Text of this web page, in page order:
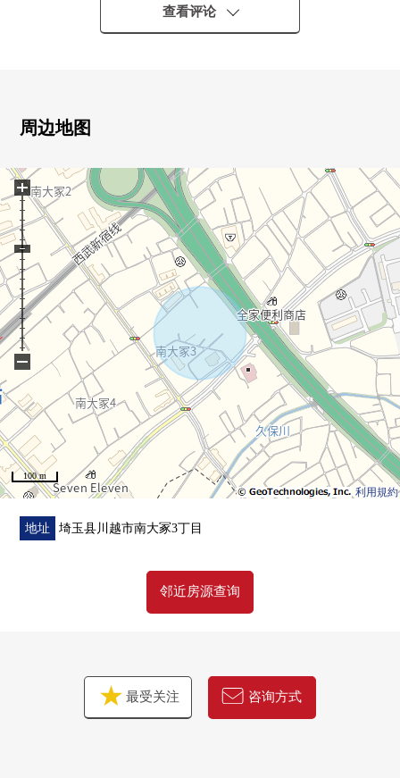
○ 用地面积115.06平米(约34.80坪)
○ 变更在4LDK可(需要工程)
○ 正面宽度宽敞的约7.4m
○ 生活设施在超市·便利店·药妆店、公园附近充实
■设备・设计━━━━━━━━━━━━━━━・・・・・
○ 会话兴奋起来的开放式厨房
○ 有洗碗机、1具栓型净水器
○ 有1坪类型的浴室暖气换气干燥机的整体卫浴
○ 手有淋浴盥洗台
○ 全居室收纳有
○ 2个地方厕所
○ 全居室复数层玻璃
○ 卷帘门滑窗(只1F)
○ 2面阳台
○ 有TV监视器的内部对讲机其他
■周边环境━━━━━━━━━━━━━━━・・・・・
○ 川越市立大东中学步行13分钟(约1020m)
○ Inageya川越南大冢站前店步行9分钟(约660m)
○ WELPARK川越南大冢东店步行4分钟(约310m)
○ yashima诊所步行8分钟(约590m)
○ 东山公园步行6分钟(约450m)
查看评论
周边地图
利用規約
100 m
+
−
地址 埼玉县川越市南大冢3丁目
邻近房源查询
最受关注 咨询方式